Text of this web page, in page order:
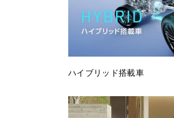
ハイブリッド搭載車